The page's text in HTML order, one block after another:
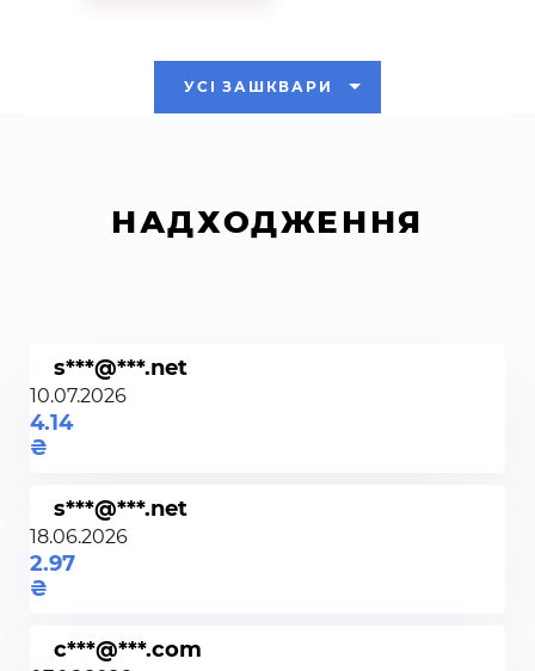
УСІ ЗАШКВАРИ
НАДХОДЖЕННЯ
s***@***.net
10.07.2026
4.14
s***@***.net
18.06.2026
2.97
c***@***.com